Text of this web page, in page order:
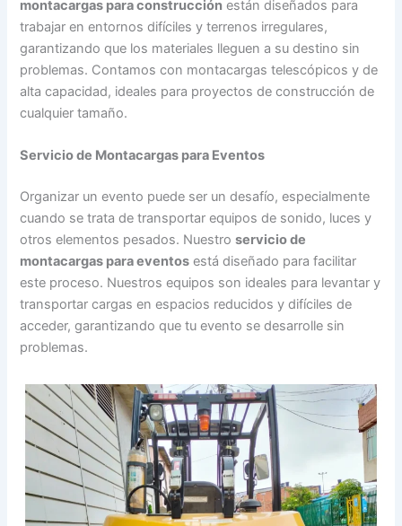
montacargas para construcción están diseñados para
trabajar en entornos difíciles y terrenos irregulares,
garantizando que los materiales lleguen a su destino sin
problemas. Contamos con montacargas telescópicos y de
alta capacidad, ideales para proyectos de construcción de
cualquier tamaño.
Servicio de Montacargas para Eventos
Organizar un evento puede ser un desafío, especialmente
cuando se trata de transportar equipos de sonido, luces y
otros elementos pesados. Nuestroservicio de
montacargas para eventos está diseñado para facilitar
este proceso. Nuestros equipos son ideales para levantar y
transportar cargas en espacios reducidos y difíciles de
acceder, garantizando que tu evento se desarrolle sin
problemas.